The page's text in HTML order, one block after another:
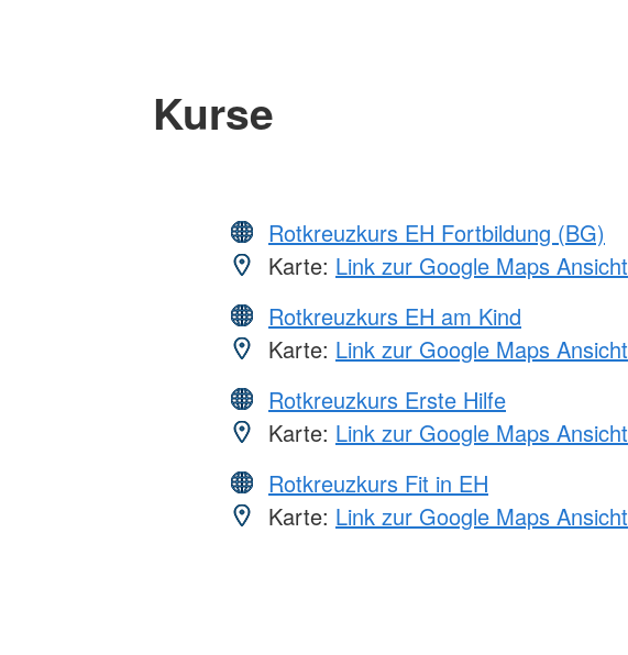
Kurse
Rotkreuzkurs EH Fortbildung (BG)
Karte: Link zur Google Maps Ansicht
Rotkreuzkurs EH am Kind
Karte: Link zur Google Maps Ansicht
Rotkreuzkurs Erste Hilfe
Karte: Link zur Google Maps Ansicht
Rotkreuzkurs Fit in EH
Karte: Link zur Google Maps Ansicht